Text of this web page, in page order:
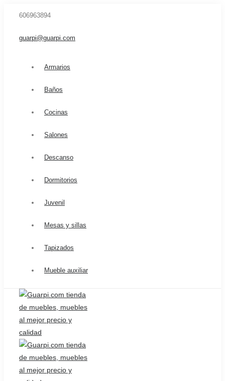
606963894
guarpi@guarpi.com
Armarios
Baños
Cocinas
Salones
Descanso
Dormitorios
Juvenil
Mesas y sillas
Tapizados
Mueble auxiliar